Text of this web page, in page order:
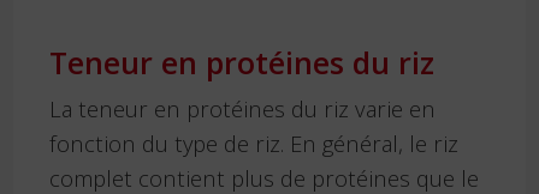
Teneur en protéines du riz
La teneur en protéines du riz varie en
fonction du type de riz. En général, le riz
complet contient plus de protéines que le